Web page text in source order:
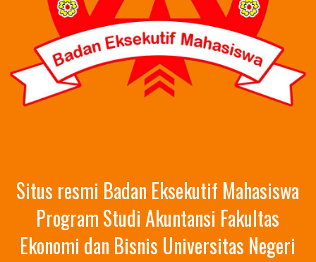
Situs resmi Badan Eksekutif Mahasiswa
Program Studi Akuntansi Fakultas
Ekonomi dan Bisnis Universitas Negeri